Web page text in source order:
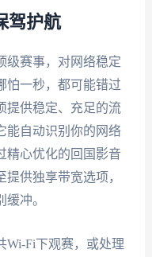
驾护航
级赛事，对网络稳定
怕一秒，都可能错过
提供稳定、充足的流
能自动识别你的网络
精心优化的回国影音
供独享带宽选项，
冲。
Wi-Fi下观赛，或处理